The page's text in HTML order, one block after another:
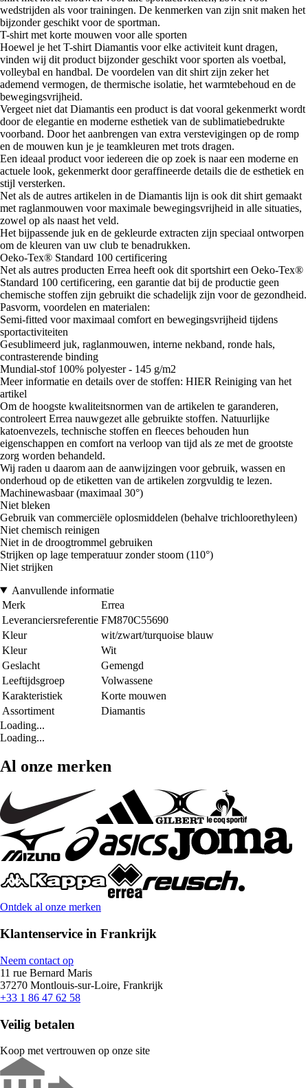
wedstrijden als voor trainingen. De kenmerken van zijn snit maken het
bijzonder geschikt voor de sportman.
T-shirt met korte mouwen voor alle sporten
Hoewel je het T-shirt Diamantis voor elke activiteit kunt dragen,
vinden wij dit product bijzonder geschikt voor sporten als voetbal,
volleybal en handbal. De voordelen van dit shirt zijn zeker het
ademend vermogen, de thermische isolatie, het warmtebehoud en de
bewegingsvrijheid.
Vergeet niet dat Diamantis een product is dat vooral gekenmerkt wordt
door de elegantie en moderne esthetiek van de sublimatiebedrukte
voorband. Door het aanbrengen van extra verstevigingen op de romp
en de mouwen kun je je teamkleuren met trots dragen.
Een ideaal product voor iedereen die op zoek is naar een moderne en
actuele look, gekenmerkt door geraffineerde details die de esthetiek en
stijl versterken.
Net als de autres artikelen in de Diamantis lijn is ook dit shirt gemaakt
met raglanmouwen voor maximale bewegingsvrijheid in alle situaties,
zowel op als naast het veld.
Het bijpassende juk en de gekleurde extracten zijn speciaal ontworpen
om de kleuren van uw club te benadrukken.
Oeko-Tex® Standard 100 certificering
Net als autres producten Errea heeft ook dit sportshirt een Oeko-Tex®
Standard 100 certificering, een garantie dat bij de productie geen
chemische stoffen zijn gebruikt die schadelijk zijn voor de gezondheid.
Pasvorm, voordelen en materialen:
Semi-fitted voor maximaal comfort en bewegingsvrijheid tijdens
sportactiviteiten
Gesublimeerd juk, raglanmouwen, interne nekband, ronde hals,
contrasterende binding
Mundial-stof 100% polyester - 145 g/m2
Meer informatie en details over de stoffen: HIER Reiniging van het
artikel
Om de hoogste kwaliteitsnormen van de artikelen te garanderen,
controleert Errea nauwgezet alle gebruikte stoffen. Natuurlijke
katoenvezels, technische stoffen en fleeces behouden hun
eigenschappen en comfort na verloop van tijd als ze met de grootste
zorg worden behandeld.
Wij raden u daarom aan de aanwijzingen voor gebruik, wassen en
onderhoud op de etiketten van de artikelen zorgvuldig te lezen.
Machinewasbaar (maximaal 30°)
Niet bleken
Gebruik van commerciële oplosmiddelen (behalve trichloorethyleen)
Niet chemisch reinigen
Niet in de droogtrommel gebruiken
Strijken op lage temperatuur zonder stoom (110°)
Niet strijken
Aanvullende informatie
Merk
Errea
Leveranciersreferentie FM870C55690
Kleur
wit/zwart/turquoise blauw
Kleur
Wit
Geslacht
Gemengd
Leeftijdsgroep
Volwassene
Karakteristiek
Korte mouwen
Assortiment
Diamantis
Loading...
Loading...
Al onze merken
Ontdek al onze merken
Klantenservice in Frankrijk
Neem contact op
11 rue Bernard Maris
37270 Montlouis-sur-Loire, Frankrijk
+33 1 86 47 62 58
Veilig betalen
Koop met vertrouwen op onze site